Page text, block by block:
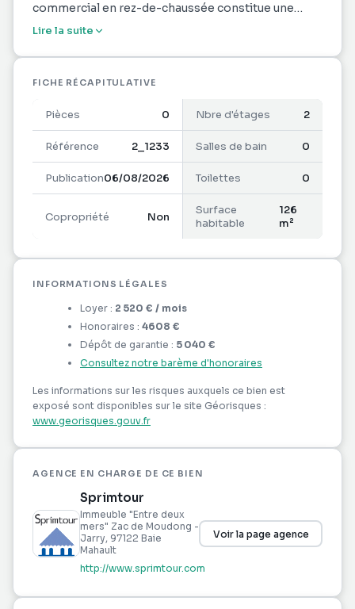
commercial en rez-de-chaussée constitue une
opportunité idéale pour développer votre activité
Caractéristiques du bâtiment : Immeuble neuf,
moderne et fonctionnel ,Ascenseur , Accès PMR
(personnes à mobilité réduite) ,Gardiennage de nuit
,Vidéosurveillance 24h/24 ,Grand parking pour
clients et collaborateurs
Plusieurs lots disponibles dans l'immeuble
(bureaux ou commerces) de 126 m2 à 200 m2 ->
(voir plan)
visibilité et accessibilité /Environnement
professionnel attractif / Idéal pour accueillir une
activité nécessitant passage, confort et sécurité
Idéal pour : Commerce spécialisé , Cabinet médical
ou paramédical , Agence de services , Showroom ,
Bureaux professionnels , Activité nécessitant un
accès facile et un stationnement aisé
développer à Jarry dans un cadre moderne,
sécurisé et parfaitement situé.
Contactez votre partenaire immobilier
SPRIMTOUR au : +590 690 55 38 69 - Service
location - MONTELLA Nicolas
Lire la suite
FICHE RÉCAPITULATIVE
Pièces 0 Nbre d'étages 2
Référence 2_1233 Salles de bain 0
Publication06/08/2026 Toilettes 0
Copropriété Non
Surface
habitable
126
m²
INFORMATIONS LÉGALES
Loyer : 2 520 € / mois
Honoraires : 4608 €
Dépôt de garantie : 5 040 €
Consultez notre barème d'honoraires
Les informations sur les risques auxquels ce bien est
exposé sont disponibles sur le site Géorisques :
www.georisques.gouv.fr
AGENCE EN CHARGE DE CE BIEN
Sprimtour
Immeuble "Entre deux
mers" Zac de Moudong -
Jarry, 97122 Baie
Mahault
http://www.sprimtour.com
Voir la page agence